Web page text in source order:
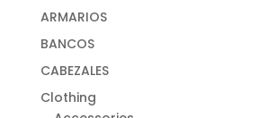
ARMARIOS
BANCOS
CABEZALES
Clothing